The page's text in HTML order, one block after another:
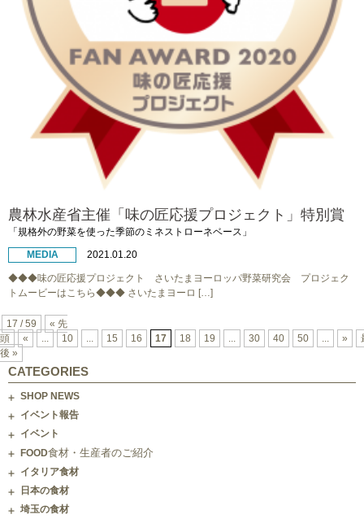
農林水産省主催「味の匠応援プロジェクト」特別賞
「規格外の野菜を使った季節のミネストローネベース」
MEDIA
2021.01.20
◆◆◆味の匠応援プロジェクト さいたまヨーロッパ野菜研究会 プロジェク
トムービーはこちら◆◆◆ さいたまヨーロ […]
17 / 59
« 先
頭
« ... 10 ... 15 16 17 18 19 ... 30 40 50 ... »
後 »
CATEGORIES
SHOP NEWS
イベント報告
イベント
FOOD食材・生産者のご紹介
イタリア食材
日本の食材
埼玉の食材